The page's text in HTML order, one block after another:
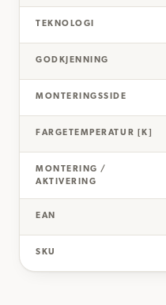
TEKNOLOGI
GODKJENNING
MONTERINGSSIDE
FARGETEMPERATUR [K]
MONTERING /
AKTIVERING
EAN
SKU